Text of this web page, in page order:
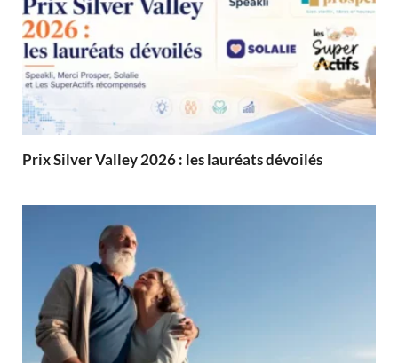
Prix Silver Valley 2026 : les lauréats dévoilés